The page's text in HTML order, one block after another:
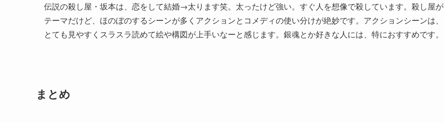
伝説の殺し屋・坂本は、恋をして結婚→太ります笑。太ったけど強い。すぐ人を想像で殺しています。殺し屋が
テーマだけど、ほのぼのするシーンが多くアクションとコメディの使い分けが絶妙です。アクションシーンは、
とても見やすくスラスラ読めて絵や構図が上手いなーと感じます。銀魂とか好きな人には、特におすすめです。
まとめ